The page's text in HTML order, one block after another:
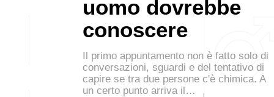
uomo dovrebbe
conoscere
Il primo appuntamento non è fatto solo di
conversazioni, sguardi e del tentativo di
capire se tra due persone c'è chimica. A
un certo punto arriva il…